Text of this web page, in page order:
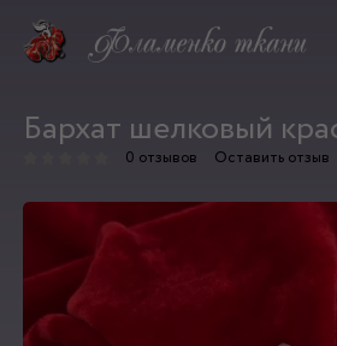
Бархат шелковый
0 отзывов Оставить отзыв